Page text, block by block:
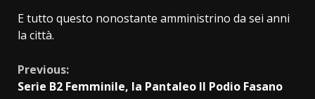
E tutto questo nonostante amministrino da sei anni
la città.
Continue
Previous:
Serie B2 Femminile, la Pantaleo Il Podio Fasano